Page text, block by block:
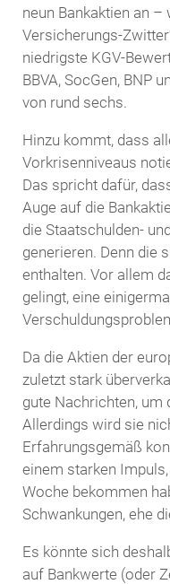
neun Bankaktien an –
Versicherungs-
niedrigste KGV-
BBVA, SocGen, BNP
von rund sechs.
Hinzu kommt, dass
Vorkrisenniveaus
Das spricht dafür,
Auge auf die
die Staatschulden-
generieren. Denn die
enthalten. Vor allem
gelingt, eine
Da die Aktien der
zuletzt stark
gute Nachrichten, um
Allerdings wird sie
Erfahrungsgemäß
einem starken
Woche bekommen
Schwankungen, ehe
Es könnte sich
auf Bankwerte (oder